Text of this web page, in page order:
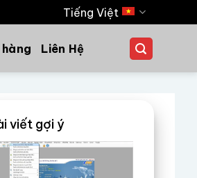
Tiếng Việt
Liên Hệ
viết gợi ý